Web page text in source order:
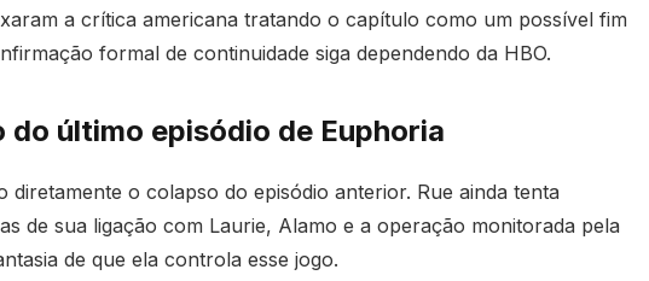
a crítica americana tratando o capítulo como um possível fim
formal de continuidade siga dependendo da HBO.
do último episódio de Euphoria
diretamente o colapso do episódio anterior. Rue ainda tenta
de sua ligação com Laurie, Alamo e a operação monitorada pela
de que ela controla esse jogo.